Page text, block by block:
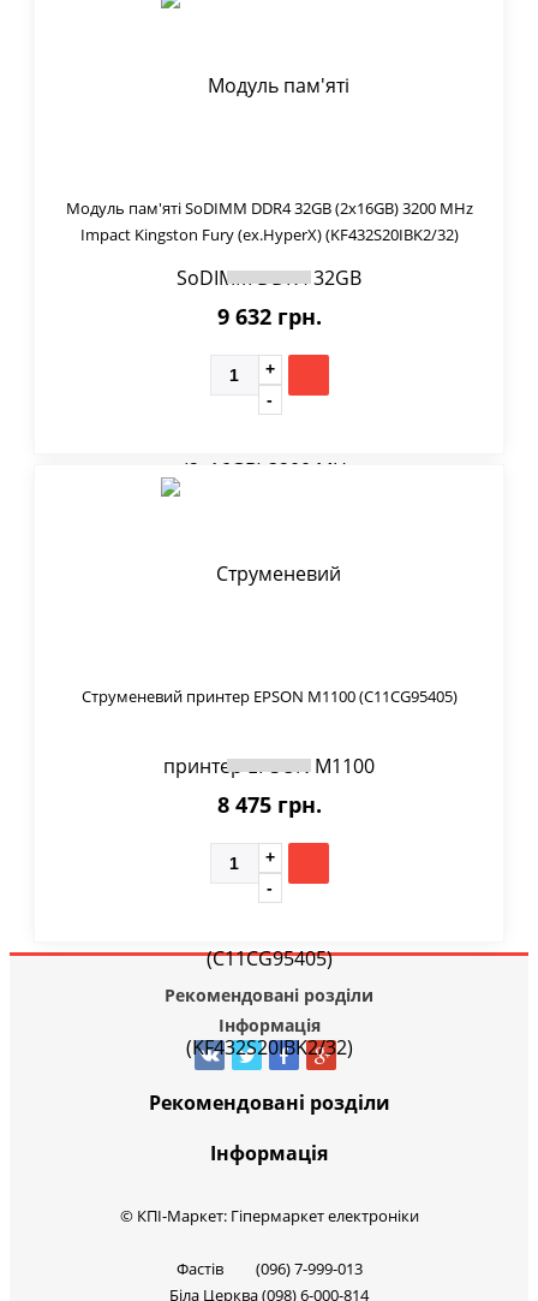
Модуль пам'яті SoDIMM DDR4 32GB (2x16GB) 3200 MHz
Impact Kingston Fury (ex.HyperX) (KF432S20IBK2/32)
9 632 грн.
Струменевий принтер EPSON M1100 (C11CG95405)
8 475 грн.
Рекомендовані розділи
Інформація
Рекомендовані розділи
Інформація
© КПІ-Маркет: Гіпермаркет електроніки
Фастів (096) 7-999-013
Біла Церква (098) 6-000-814